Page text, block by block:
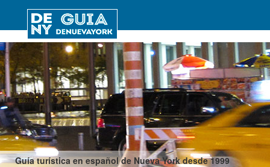
Guía turística en español de Nueva York desde 1999